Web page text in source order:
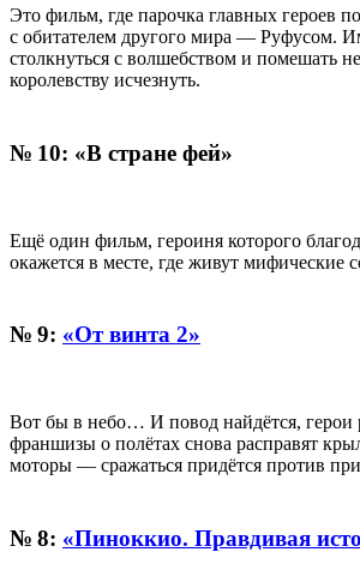
Это фильм, где парочка главных героев
с обитателем другого мира — Руфусом.
столкнуться с волшебством и помешать
королевству исчезнуть.
№ 10: «В стране фей»
Ещё один фильм, героиня которого
окажется в месте, где живут мифические
№ 9: «От винта 2»
Вот бы в небо… И повод найдётся, герои
франшизы о полётах снова расправят
моторы — сражаться придётся против
№ 8: «Пиноккио. Правдивая